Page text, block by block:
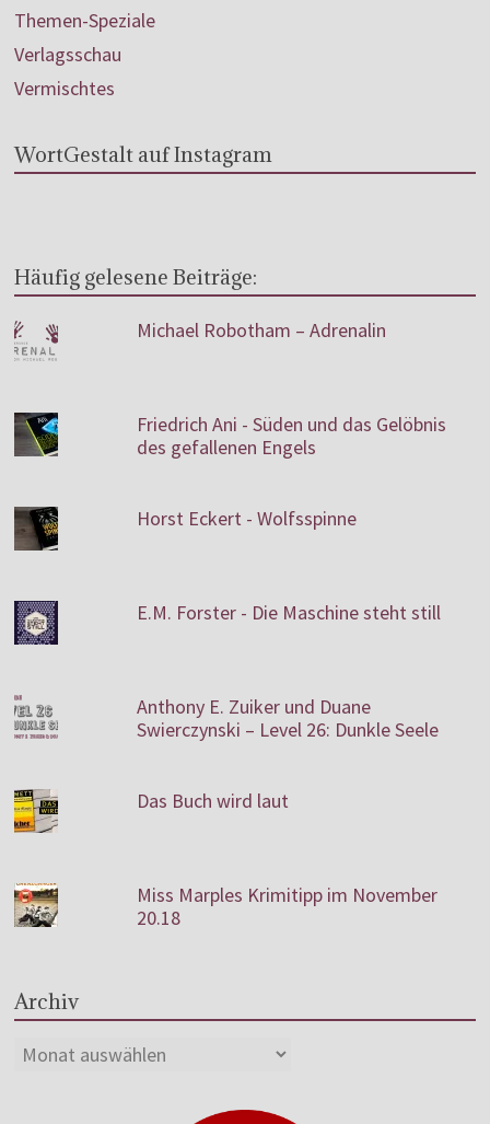
Themen-Speziale
Verlagsschau
Vermischtes
WortGestalt auf Instagram
Häufig gelesene Beiträge:
Michael Robotham – Adrenalin
Friedrich Ani - Süden und das Gelöbnis
des gefallenen Engels
Horst Eckert - Wolfsspinne
E.M. Forster - Die Maschine steht still
Anthony E. Zuiker und Duane
Swierczynski – Level 26: Dunkle Seele
Das Buch wird laut
Miss Marples Krimitipp im November
20.18
Archiv